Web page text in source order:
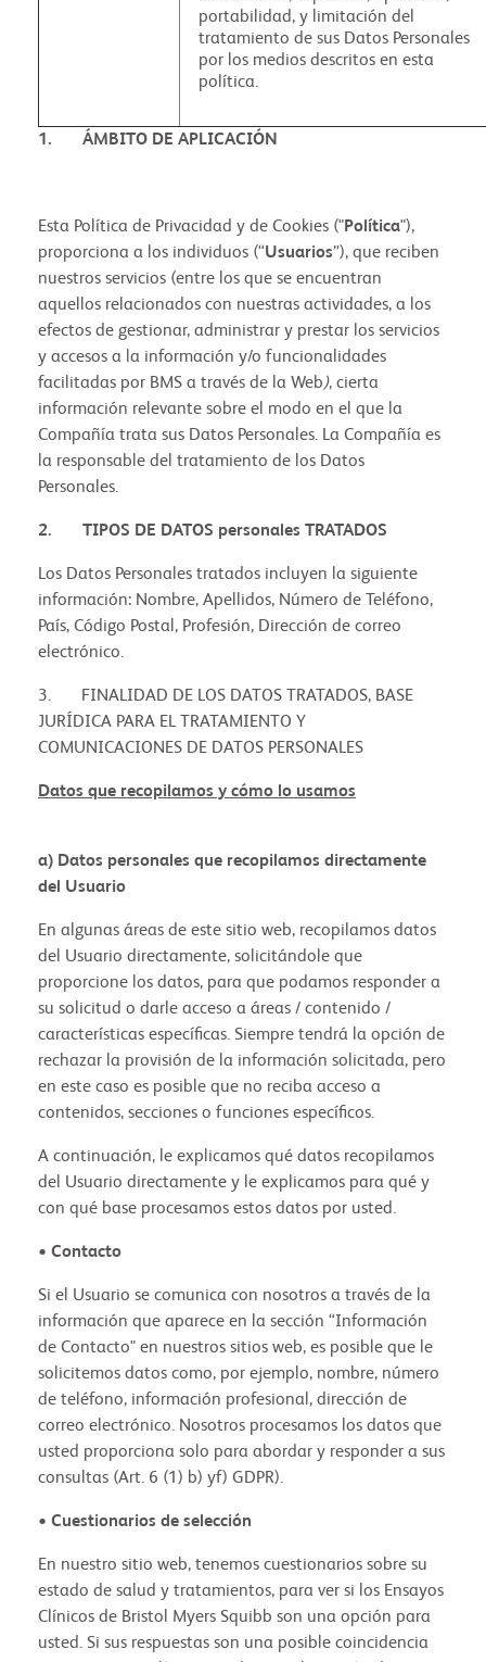
portabilidad, y limitación del
tratamiento de sus Datos Personales
por los medios descritos en esta
política.
1. ÁMBITO DE APLICACIÓN
Esta Política de Privacidad y de Cookies ("Política"),
proporciona a los individuos (“Usuarios”), que reciben
nuestros servicios (entre los que se encuentran
aquellos relacionados con nuestras actividades, a los
efectos de gestionar, administrar y prestar los servicios
y accesos a la información y/o funcionalidades
facilitadas por BMS a través de la Web), cierta
información relevante sobre el modo en el que la
Compañía trata sus Datos Personales. La Compañía es
la responsable del tratamiento de los Datos
Personales.
2. TIPOS DE DATOS personales TRATADOS
Los Datos Personales tratados incluyen la siguiente
información: Nombre, Apellidos, Número de Teléfono,
País, Código Postal, Profesión, Dirección de correo
electrónico.
3. FINALIDAD DE LOS DATOS TRATADOS, BASE
JURÍDICA PARA EL TRATAMIENTO Y
COMUNICACIONES DE DATOS PERSONALES
Datos que recopilamos y cómo lo usamos
a) Datos personales que recopilamos directamente
del Usuario
En algunas áreas de este sitio web, recopilamos datos
del Usuario directamente, solicitándole que
proporcione los datos, para que podamos responder a
su solicitud o darle acceso a áreas / contenido /
características específicas. Siempre tendrá la opción de
rechazar la provisión de la información solicitada, pero
en este caso es posible que no reciba acceso a
contenidos, secciones o funciones específicos.
A continuación, le explicamos qué datos recopilamos
del Usuario directamente y le explicamos para qué y
con qué base procesamos estos datos por usted.
• Contacto
Si el Usuario se comunica con nosotros a través de la
información que aparece en la sección “Información
de Contacto" en nuestros sitios web, es posible que le
solicitemos datos como, por ejemplo, nombre, número
de teléfono, información profesional, dirección de
correo electrónico. Nosotros procesamos los datos que
usted proporciona solo para abordar y responder a sus
consultas (Art. 6 (1) b) yf) GDPR).
• Cuestionarios de selección
En nuestro sitio web, tenemos cuestionarios sobre su
estado de salud y tratamientos, para ver si los Ensayos
Clínicos de Bristol Myers Squibb son una opción para
usted. Si sus respuestas son una posible coincidencia